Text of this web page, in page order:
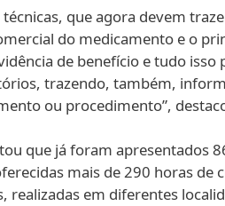
que agora devem
do medicamento e o
de benefício e tudo isso
trazendo, também,
ou procedimento”,
que já foram apresentados
mais de 290 horas de
realizadas em diferentes